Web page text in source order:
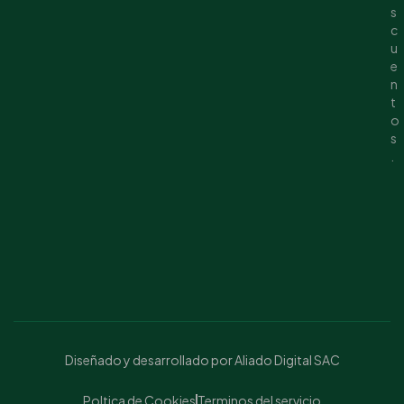
s
c
u
e
n
t
o
s
Diseñado y desarrollado por Aliado Digital SAC
Poltica de Cookies Terminos del servicio